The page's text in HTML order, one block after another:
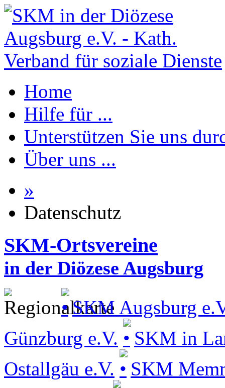
Home
Hilfe für ...
Unterstützen Sie uns
Über uns ...
»
Datenschutz
SKM-Ortsvereine
in der Diözese Augsburg
SKM Augsburg
Günzburg e.V.
SKM in
Ostallgäu e.V.
SKM